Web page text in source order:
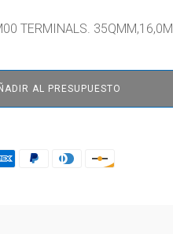
TERMINALS.
AL PRESUPUESTO